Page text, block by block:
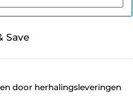
Save
door herhalingsleveringen